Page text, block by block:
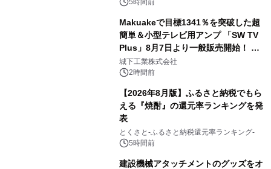
（火）発売
Makuakeで目標1341％を突破した超
簡単＆小型テレビ用アンプ 「SW TV
Plus」8月7日より一般販売開始！ ケ
ーブル1本つなぐだけ、テレビの音が
ぐっと豊かに
城下工業株式会社
2時間前
【2026年8月版】ふるさと納税でもら
える『焼酎』の還元率ランキングを発
表
とくさと-ふるさと納税還元率ランキング-
5時間前
建設機械アタッチメントのグッズをオ